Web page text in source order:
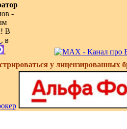
-
В
, в
.
у лицензированных